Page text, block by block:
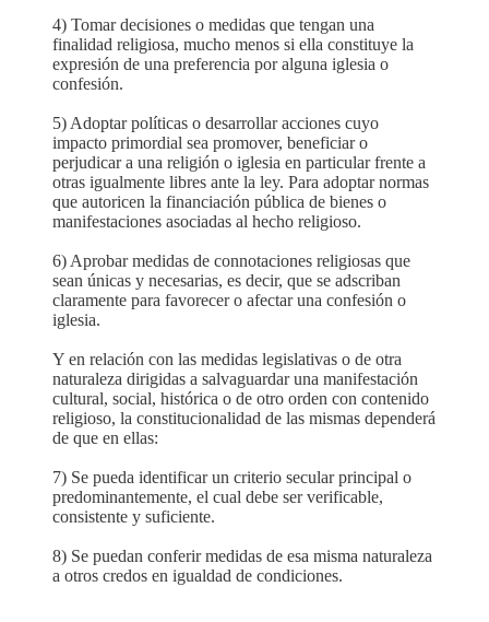
4) Tomar decisiones o medidas que tengan una
finalidad religiosa, mucho menos si ella constituye la
expresión de una preferencia por alguna iglesia o
confesión.
5) Adoptar políticas o desarrollar acciones cuyo
impacto primordial sea promover, beneficiar o
perjudicar a una religión o iglesia en particular frente a
otras igualmente libres ante la ley. Para adoptar normas
que autoricen la financiación pública de bienes o
manifestaciones asociadas al hecho religioso.
6) Aprobar medidas de connotaciones religiosas que
sean únicas y necesarias, es decir, que se adscriban
claramente para favorecer o afectar una confesión o
iglesia.
Y en relación con las medidas legislativas o de otra
naturaleza dirigidas a salvaguardar una manifestación
cultural, social, histórica o de otro orden con contenido
religioso, la constitucionalidad de las mismas dependerá
de que en ellas:
7) Se pueda identificar un criterio secular principal o
predominantemente, el cual debe ser verificable,
consistente y suficiente.
8) Se puedan conferir medidas de esa misma naturaleza
a otros credos en igualdad de condiciones.